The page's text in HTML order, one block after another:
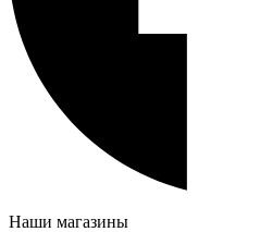
Наши магазины